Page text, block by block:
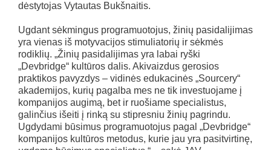
dėstytojas Vytautas Bukšnaitis.
Ugdant sėkmingus programuotojus, žinių pasidalijimas
yra vienas iš motyvacijos stimuliatorių ir sėkmės
rodiklių. „Žinių pasidalijimas yra labai ryški
„Devbridge“ kultūros dalis. Akivaizdus gerosios
praktikos pavyzdys – vidinės edukacinės „Sourcery“
akademijos, kurių pagalba mes ne tik investuojame į
kompanijos augimą, bet ir ruošiame specialistus,
galinčius išeiti į rinką su stipresniu žinių pagrindu.
Ugdydami būsimus programuotojus pagal „Devbridge“
kompanijos kultūros metodus, kurie jau yra pasitvirtinę,